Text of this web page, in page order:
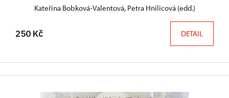
Kateřina Bobková-Valentová, Petra Hnilicová (edd.)
250 Kč DETAIL